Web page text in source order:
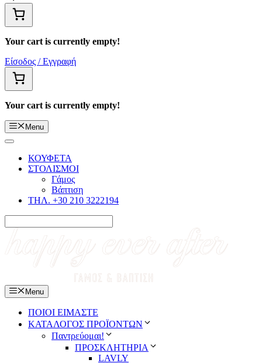
Your cart is currently empty!
Είσοδος / Εγγραφή
Your cart is currently empty!
Menu
ΚΟΥΦΕΤΑ
ΣΤΟΛΙΣΜΟΙ
Γάμος
Βάπτιση
ΤΗΛ. +30 210 3222194
Menu
ΠΟΙΟΙ ΕΙΜΑΣΤΕ
ΚΑΤΑΛΟΓΟΣ ΠΡΟΪΟΝΤΩΝ
Παντρεύομαι!
ΠΡΟΣΚΛΗΤΗΡΙΑ
LAVLY